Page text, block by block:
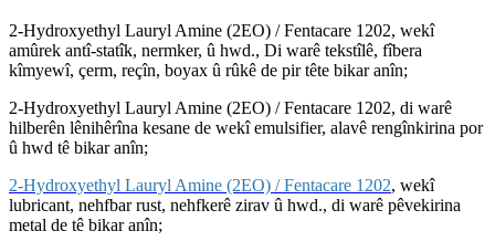
2-Hydroxyethyl Lauryl Amine (2EO) / Fentacare 1202, wekî
amûrek antî-statîk, nermker, û hwd., Di warê tekstîlê, fîbera
kîmyewî, çerm, reçîn, boyax û rûkê de pir tête bikar anîn;
2-Hydroxyethyl Lauryl Amine (2EO) / Fentacare 1202, di warê
hilberên lênihêrîna kesane de wekî emulsifier, alavê rengînkirina por
û hwd tê bikar anîn;
2-Hydroxyethyl Lauryl Amine (2EO) / Fentacare 1202, wekî
lubricant, nehfbar rust, nehfkerê zirav û hwd., di warê pêvekirina
metal de tê bikar anîn;